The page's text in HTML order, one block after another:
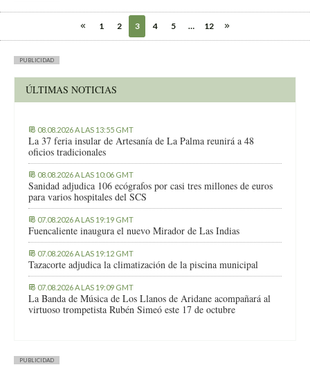
1 2 3 4 5 … 12
PUBLICIDAD
ÚLTIMAS NOTICIAS
08.08.2026 A LAS 13:55 GMT
La 37 feria insular de Artesanía de La Palma reunirá a 48
oficios tradicionales
08.08.2026 A LAS 10:06 GMT
Sanidad adjudica 106 ecógrafos por casi tres millones de euros
para varios hospitales del SCS
07.08.2026 A LAS 19:19 GMT
Fuencaliente inaugura el nuevo Mirador de Las Indias
07.08.2026 A LAS 19:12 GMT
Tazacorte adjudica la climatización de la piscina municipal
07.08.2026 A LAS 19:09 GMT
La Banda de Música de Los Llanos de Aridane acompañará al
virtuoso trompetista Rubén Simeó este 17 de octubre
PUBLICIDAD